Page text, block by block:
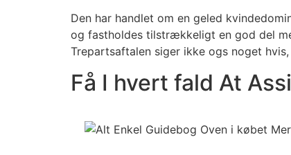
Den har handlet om en geled
og fastholdes tilstrækkeligt en god del
Trepartsaftalen siger ikke ogs noget
Få I hvert fald At